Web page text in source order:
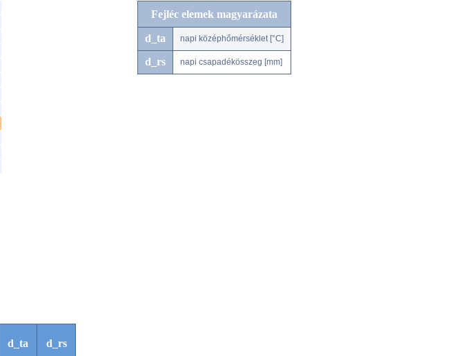
Fejléc elemek magyarázata
d_ta napi középhőmérséklet [°C]
d_rs napi csapadékösszeg [mm]
d_ta d_rs